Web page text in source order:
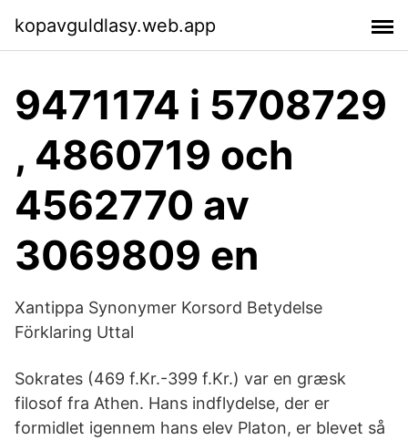
kopavguldlasy.web.app
9471174 i 5708729
, 4860719 och
4562770 av
3069809 en
Xantippa Synonymer Korsord Betydelse
Förklaring Uttal
Sokrates (469 f.Kr.-399 f.Kr.) var en græsk
filosof fra Athen. Hans indflydelse, der er
formidlet igennem hans elev Platon, er blevet så